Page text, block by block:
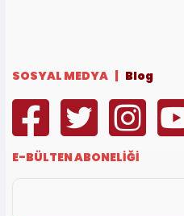
SOSYAL MEDYA | Blog
E-BÜLTEN ABONELİĞİ